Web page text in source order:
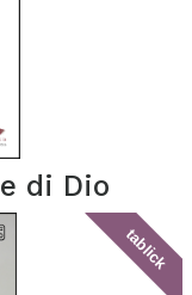
di Dio
tablick